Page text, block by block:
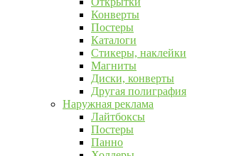
Конверты
Постеры
Каталоги
Стикеры, наклейки
Магниты
Диски, конверты
Другая полиграфия
Наружная реклама
Лайтбоксы
Постеры
Панно